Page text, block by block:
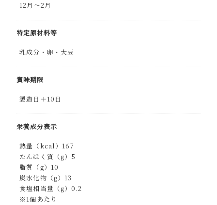
12月〜2月
特定原材料等
乳成分・卵・大豆
賞味期限
製造日＋10日
栄養成分表示
熱量（kcal）167
たんぱく質（g）5
脂質（g）10
炭水化物（g）13
食塩相当量（g）0.2
※1個あたり